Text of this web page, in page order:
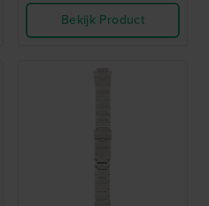
Bekijk Product